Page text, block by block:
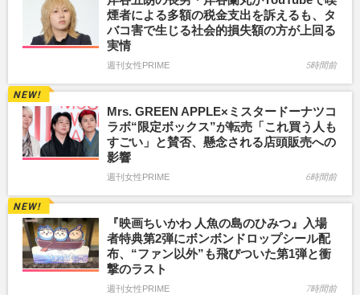
煙者による多額の税金支出を訴えるも、タ
バコ害で生じる社会的損失額の方が上回る
実情
週刊女性PRIME 5時間前
Mrs. GREEN APPLE×ミスタードーナツコ
ラボ“限定ボックス”が転売「これ買う人も
すごい」と賛否、懸念される店頭販売への
影響
週刊女性PRIME 6時間前
『映画ちいかわ 人魚の島のひみつ』入場
者特典第2弾にボンボンドロップシール配
布、“ファン以外”も飛びついた第1弾と衝
撃のラスト
週刊女性PRIME 7時間前